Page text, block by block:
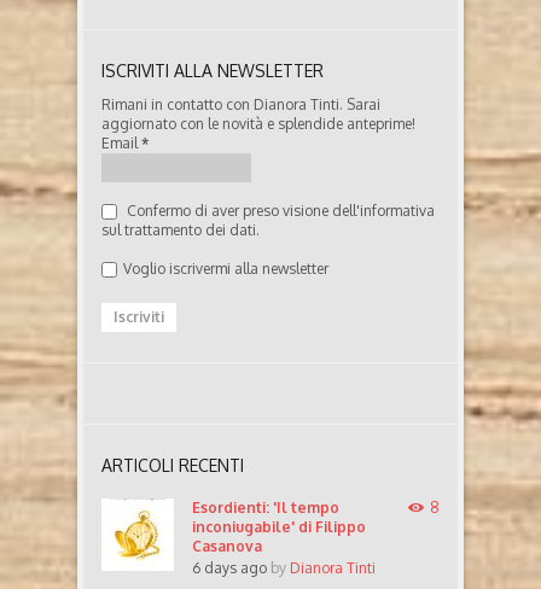
ISCRIVITI ALLA NEWSLETTER
Rimani in contatto con Dianora Tinti. Sarai
aggiornato con le novità e splendide anteprime!
Email*
Confermo di aver preso visione dell'informativa
sul trattamento dei dati.
Voglio iscrivermi alla newsletter
ARTICOLI RECENTI
Esordienti: 'Il tempo
inconiugabile' di Filippo
Casanova
6 days ago by Dianora Tinti
8